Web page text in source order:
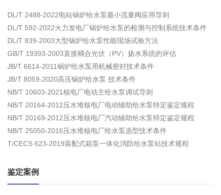
DL/T 2488-2022电站锅炉给水泵最小流量阀应用导则
DL/T 592-2022火力发电厂锅炉给水泵的检测与控制系统技术条件
DL/T 839-2003大型锅炉给水泵性能现场试验方法
GB/T 19393-2003直接耦合光伏（PV）扬水系统的评估
JB/T 6614-2011锅炉给水泵用机械密封技术条件
JB/T 8059-2020高压锅炉给水泵 技术条件
NB/T 10603-2021核电厂电动主给水泵调试导则
NB/T 20164-2012压水堆核电厂电动辅助给水泵特定鉴定规程
NB/T 20169-2012压水堆核电厂汽动辅助给水泵特定鉴定规程
NB/T 25050-2016压水堆核电厂给水泵选型技术条件
T/CECS 623-2019装配式箱泵一体化消防给水泵站技术规程
鉴定案例